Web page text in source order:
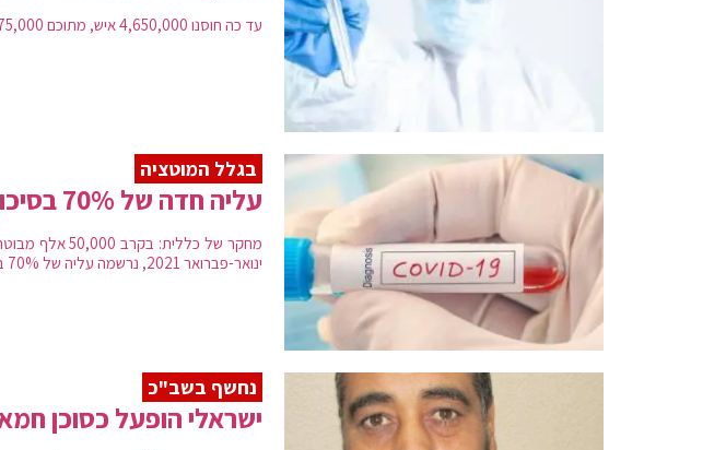
עד כה חוסנו 4,650,000 איש, מתוכם 3,275,000 קיבלו גם מנה שניה
בגלל המוטציה
עליה חדה של 70% בסיכון לתחלואה קשה
מחקר של כללית:
ינואר-פברואר 2021, נרשמה עליה של 70% בהידרדרות לתחלואה קשה
נחשף בשב"כ
ישראלי הופעל כסוכן